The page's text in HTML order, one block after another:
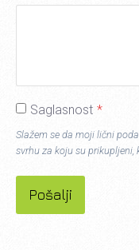
Saglasnost *
Slažem se da moji lični
svrhu za koju su prikupljeni,
Pošalji